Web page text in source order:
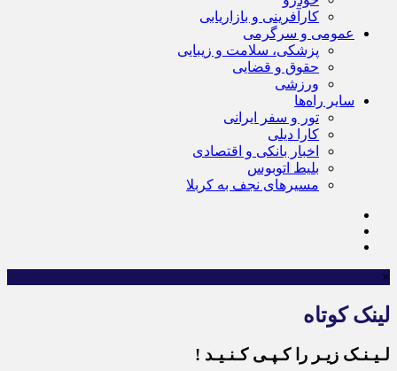
کارآفرینی و بازاریابی
عمومی و سرگرمی
پزشکی، سلامت و زیبایی
حقوق و قضایی
ورزشی
سایر راه‌ها
تور و سفر ایرانی
کارا دیلی
اخبار بانکی و اقتصادی
بلیط اتوبوس
مسیرهای نجف به کربلا
×
لینک کوتاه
لـیـنـک زیـر را کـپـی کـنـیـد !